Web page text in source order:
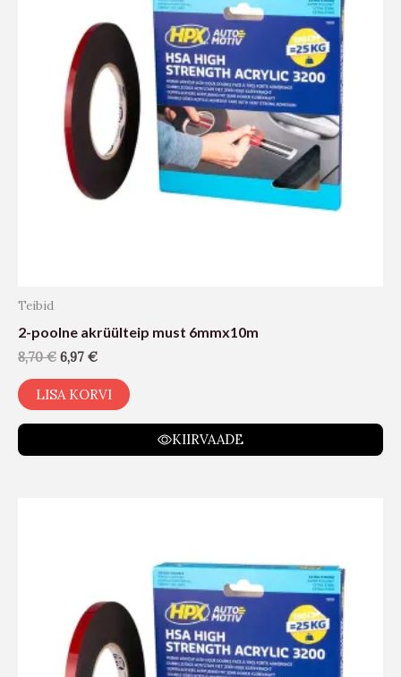
Teibid
2-poolne akrüülteip must 6mmx10m
8,70€ 6,97 €
LISA KORVI
KIIRVAADE